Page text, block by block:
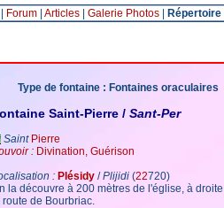
Forum| Articles| Galerie Photos|
Type de fontaine : Fontaines oraculaires
Saint-Pierre / Sant-Per
Saint Pierre
: Divination, Guérison
: Plésidy /Plijidi (22720)
la découvre à 200 mètres de l'église, à
route de Bourbriac.